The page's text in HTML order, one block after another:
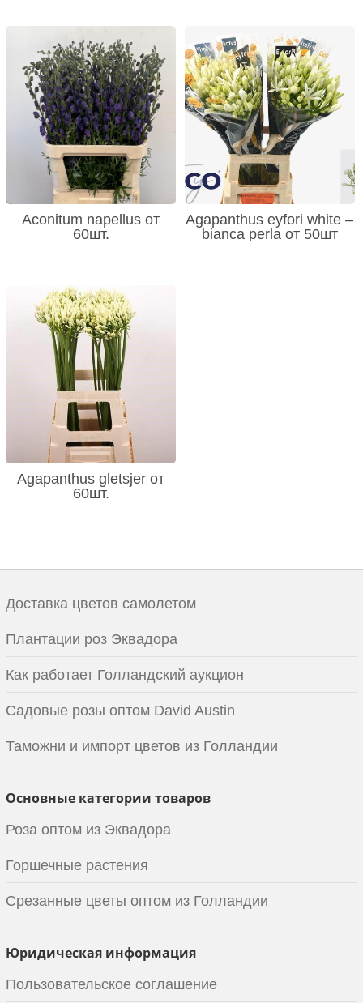
Aconitum napellus от
60шт.
Agapanthus eyfori white –
bianca perla от 50шт
Agapanthus gletsjer от
60шт.
Доставка цветов самолетом
Плантации роз Эквадора
Как работает Голландский аукцион
Садовые розы оптом David Austin
Таможни и импорт цветов из Голландии
Основные категории товаров
Роза оптом из Эквадора
Горшечные растения
Срезанные цветы оптом из Голландии
Юридическая информация
Пользовательское соглашение